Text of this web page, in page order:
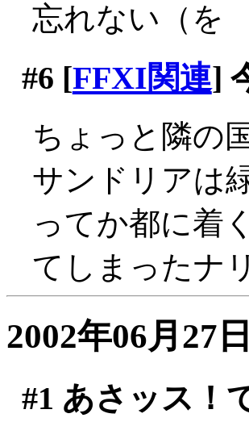
忘れない（を
#6 [FFXI関連]
ちょっと隣の
サンドリアは
ってか都に着
てしまったナ
2002年06月27
#1 あさッス！